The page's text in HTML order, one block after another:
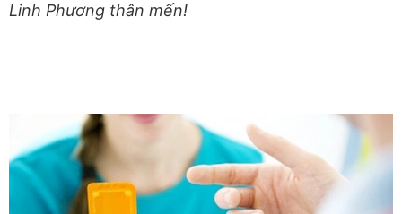
Linh Phương thân mến!